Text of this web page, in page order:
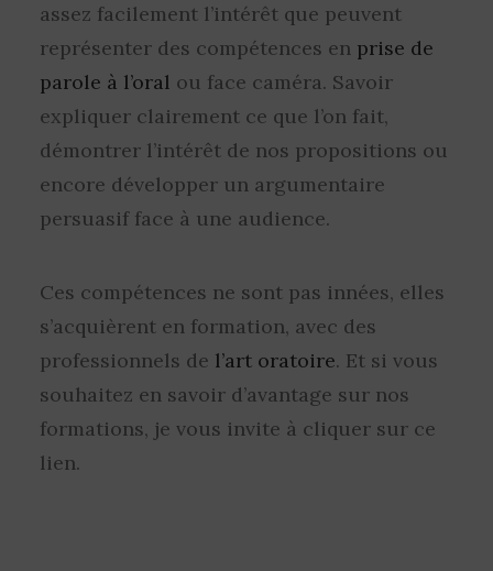
assez facilement l’intérêt que peuvent
représenter des compétences en prise de
parole à l’oral ou face caméra. Savoir
expliquer clairement ce que l’on fait,
démontrer l’intérêt de nos propositions ou
encore développer un argumentaire
persuasif face à une audience.
Ces compétences ne sont pas innées, elles
s’acquièrent en formation, avec des
professionnels de l’art oratoire. Et si vous
souhaitez en savoir d’avantage sur nos
formations, je vous invite à cliquer sur ce
lien.